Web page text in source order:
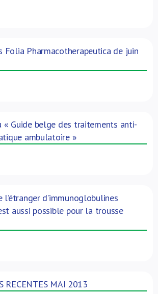
Folia Pharmacotherapeutica de juin
« Guide belge des traitements anti-
ambulatoire »
l’étranger d’immunoglobulines
aussi possible pour la trousse
RECENTES MAI 2013